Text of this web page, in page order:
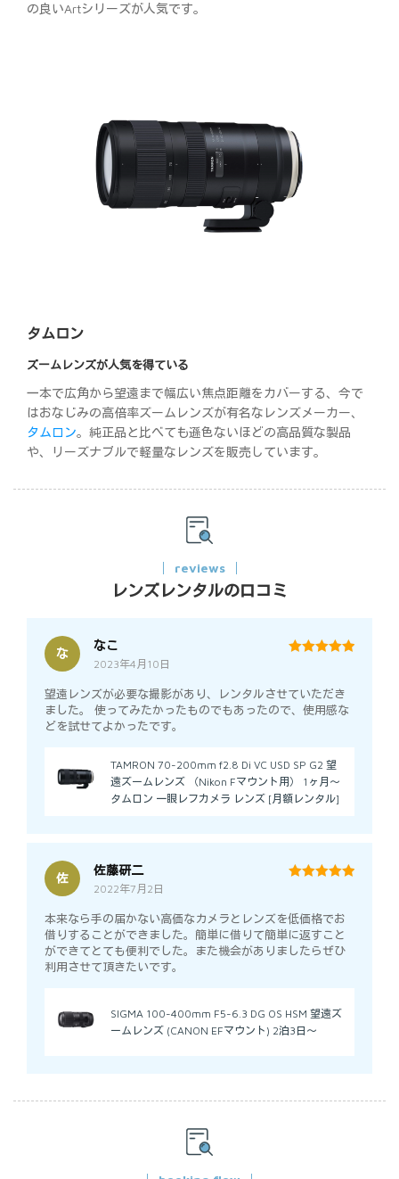
の良いArtシリーズが人気です。
タムロン
ズームレンズが人気を得ている
一本で広角から望遠まで幅広い焦点距離をカバーする、今で
はおなじみの高倍率ズームレンズが有名なレンズメーカー、
タムロン。純正品と比べても遜色ないほどの高品質な製品
や、リーズナブルで軽量なレンズを販売しています。
reviews
レンズレンタルの口コミ
な
なこ
2023年4月10日
望遠レンズが必要な撮影があり、レンタルさせていただき
ました。 使ってみたかったものでもあったので、使用感な
どを試せてよかったです。
TAMRON 70-200mm f2.8 Di VC USD SP G2 望
遠ズームレンズ （Nikon Fマウント用） 1ヶ月～
タムロン 一眼レフカメラ レンズ [月額レンタル]
佐
佐藤研二
2022年7月2日
本来なら手の届かない高価なカメラとレンズを低価格でお
借りすることができました。簡単に借りて簡単に返すこと
ができてとても便利でした。また機会がありましたらぜひ
利用させて頂きたいです。
SIGMA 100-400mm F5-6.3 DG OS HSM 望遠ズ
ームレンズ (CANON EFマウント) 2泊3日～